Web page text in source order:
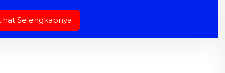
Selengkapnya